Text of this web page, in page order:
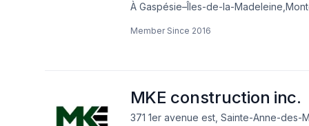
À Gaspésie–Îles-de-la-
Fondation, Fondations, Levage de
Member Since 2016
MKE construction inc.
371 1er avenue est, Sainte-Anne-des-